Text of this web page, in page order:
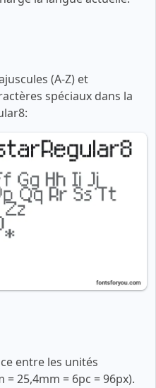
(A-Z) et
spéciaux dans la
entre les unités
= 25,4mm = 6pc = 96px).